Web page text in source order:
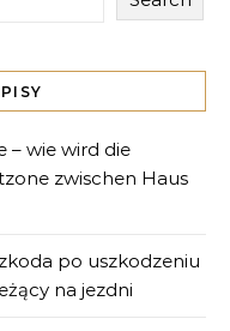
– wie wird die
zwischen Haus
po uszkodzeniu
na jezdni